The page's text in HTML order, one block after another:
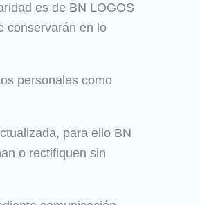
es de BN LOGOS
conservarán en lo
personales como
para ello BN
o rectifiquen sin